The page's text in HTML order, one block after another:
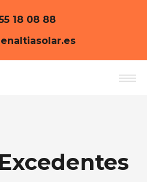
18 08 88
Excedentes